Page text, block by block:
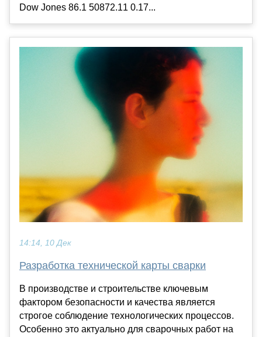
Dow Jones 86.1 50872.11 0.17...
14:14, 10 Дек
Разработка технической карты сварки
В производстве и строительстве ключевым
фактором безопасности и качества является
строгое соблюдение технологических процессов.
Особенно это актуально для сварочных работ на